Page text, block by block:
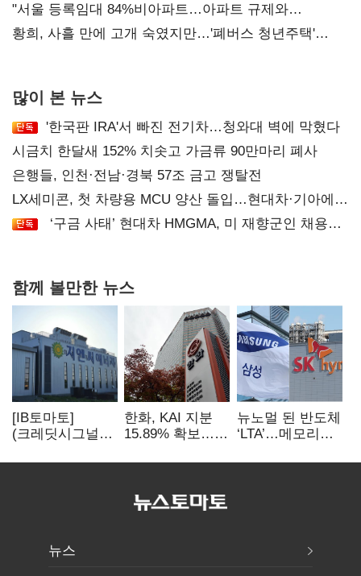
오차 당연"
"서울 등록임대 84%비아파트…아파트 규제와
달리해야"
황희, 사흘 만에 고개 숙였지만…'폐버스 청년주택'
많이 본 뉴스
'한국판 IRA'서 빠진 전기차…청와대 벽에 막혔다
시금치 한달새 152% 치솟고 가금류 90만마리 폐사
은행들, 인천·전남·경북 57조 금고 쟁탈전
LX세미콘, 첫 차량용 MCU 양산 돌입…현대차·기아에
공급
‘구금 사태’ 현대차 HMGMA, 미 재향군인 채용
함께 볼만한 뉴스
[IB토마토]
(크레딧시그널)
데이터센터 타고
한화, KAI 지분
15.89% 확보…
신청 예정
뉴노멀 된 반도체
‘LTA’…메모리
54조 선불 계약
뉴스